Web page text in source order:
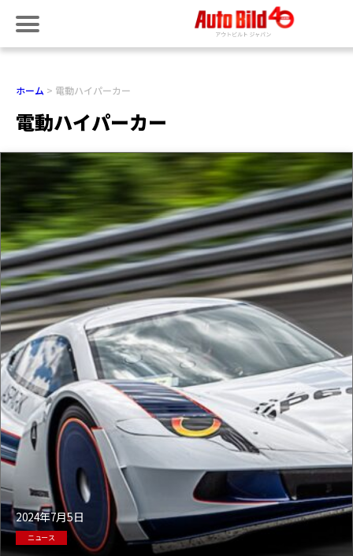
ホーム 電動ハイパーカー
電動ハイパーカー
2024年7月5日
ニュース